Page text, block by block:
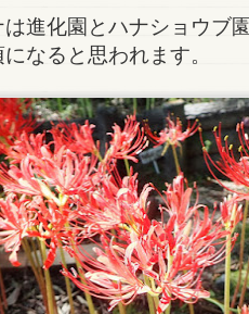
進化園とハナショウブ
なると思われます。